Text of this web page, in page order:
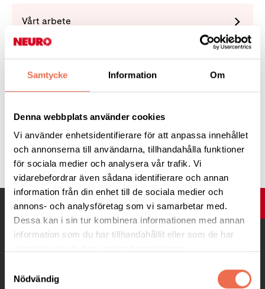
Samtycke Information Om
Denna webbplats använder cookies
Vi använder enhetsidentifierare för att anpassa innehållet
och annonserna till användarna, tillhandahålla funktioner
för sociala medier och analysera vår trafik. Vi
vidarebefordrar även sådana identifierare och annan
information från din enhet till de sociala medier och
annons- och analysföretag som vi samarbetar med.
Dessa kan i sin tur kombinera informationen med annan
information som du har tillhandahållit eller som de har
Nödvändig
Vårt arbete
Förening
Tipsa